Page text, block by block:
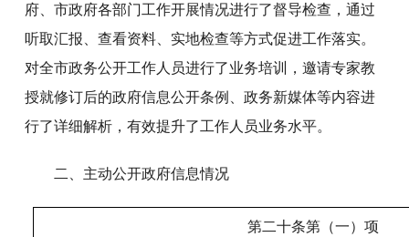
府、市政府各部门工作开展情况进行了督导检查，通过
听取汇报、查看资料、实地检查等方式促进工作落实。
对全市政务公开工作人员进行了业务培训，邀请专家教
授就修订后的政府信息公开条例、政务新媒体等内容进
行了详细解析，有效提升了工作人员业务水平。
二、主动公开政府信息情况
第二十条第（一）项